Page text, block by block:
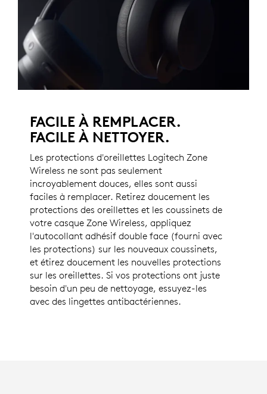
FACILE À REMPLACER.
FACILE À NETTOYER.
Les protections d'oreillettes Logitech Zone
Wireless ne sont pas seulement
incroyablement douces, elles sont aussi
faciles à remplacer. Retirez doucement les
protections des oreillettes et les coussinets de
votre casque Zone Wireless, appliquez
l'autocollant adhésif double face (fourni avec
les protections) sur les nouveaux coussinets,
et étirez doucement les nouvelles protections
sur les oreillettes. Si vos protections ont juste
besoin d'un peu de nettoyage, essuyez-les
avec des lingettes antibactériennes.